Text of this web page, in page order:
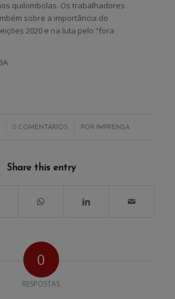
quilombolas. Os trabalhadores
sobre a importância do
2020 e na luta pelo “fora
0 COMENTÁRIOS
/ POR IMPRENSA
Share this entry
0
RESPOSTAS